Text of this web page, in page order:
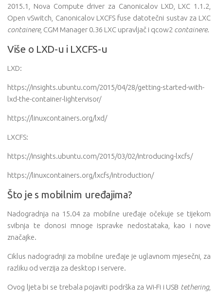
2015.1, Nova Compute driver za Canonicalov LXD, LXC 1.1.2,
Open vSwitch, Canonicalov LXCFS fuse datotečni sustav za LXC
containere, CGM Manager 0.36 LXC upravljač i qcow2 containere.
Više o LXD-u i LXCFS-u
LXD:
https://insights.ubuntu.com/2015/04/28/getting-started-with-
lxd-the-container-lightervisor/
https://linuxcontainers.org/lxd/
LXCFS:
https://insights.ubuntu.com/2015/03/02/introducing-lxcfs/
https://linuxcontainers.org/lxcfs/introduction/
Što je s mobilnim uređajima?
Nadogradnja na 15.04 za mobilne uređaje očekuje se tijekom
svibnja te donosi mnoge ispravke nedostataka, kao i nove
značajke.
Ciklus nadogradnji za mobilne uređaje je uglavnom mjesečni, za
razliku od verzija za desktop i servere.
Ovog ljeta bi se trebala pojaviti podrška za Wi-Fi i USB tethering,